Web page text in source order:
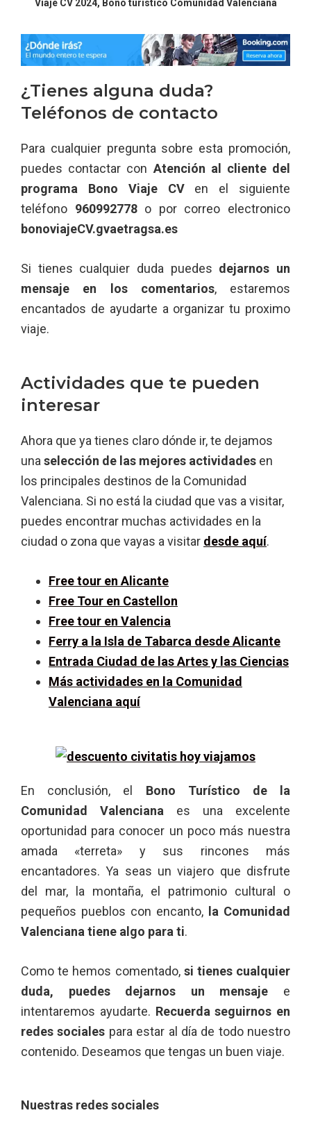
Viaje CV 2024, Bono turístico Comunidad Valenciana
¿Tienes alguna duda?
Teléfonos de contacto
Para cualquier pregunta sobre esta promoción,
puedes contactar con Atención al cliente del
programa Bono Viaje CVen el siguiente
teléfono 960992778o por correo electronico
bonoviajeCV.gvaetragsa.es
Si tienes cualquier duda puedes dejarnos un
mensaje en los comentarios, estaremos
encantados de ayudarte a organizar tu proximo
viaje.
Actividades que te pueden
interesar
Ahora que ya tienes claro dónde ir, te dejamos
una selección de las mejores actividades en
los principales destinos de la Comunidad
Valenciana. Si no está la ciudad que vas a visitar,
puedes encontrar muchas actividades en la
ciudad o zona que vayas a visitar desde aquí.
Free tour en Alicante
Free Tour en Castellon
Free tour en Valencia
Ferry a la Isla de Tabarca desde Alicante
Entrada Ciudad de las Artes y las Ciencias
Más actividades en la Comunidad
Valenciana aquí
En conclusión, el Bono Turístico de la
Comunidad Valenciana es una excelente
oportunidad para conocer un poco más nuestra
amada «terreta» y sus rincones más
encantadores. Ya seas un viajero que disfrute
del mar, la montaña, el patrimonio cultural o
pequeños pueblos con encanto,
la Comunidad
Valenciana tiene algo para ti.
Como te hemos comentado, si tienes cualquier
duda, puedes dejarnos un mensaje e
intentaremos ayudarte. Recuerda seguirnos en
redes sociales para estar al día de todo nuestro
contenido. Deseamos que tengas un buen viaje.
Nuestras redes sociales